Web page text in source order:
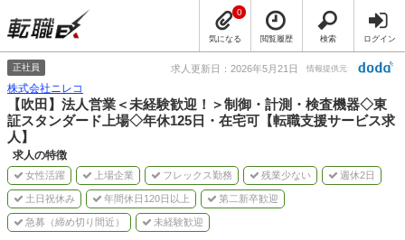
気になる
0
閲覧履歴 検索 ログイン
正社員 求人更新日：2026年5月21日 情報提供元
株式会社ニレコ
【吹田】法人営業＜未経験歓迎！＞制御・計測・検査機器◇東
証スタンダード上場◇年休125日・在宅可【転職支援サービス求
人】
求人の特徴
女性活躍 上場企業 フレックス勤務 残業少ない 週休2日
土日祝休み 年間休日120日以上 第二新卒歓迎
急募（締め切り間近） 未経験歓迎